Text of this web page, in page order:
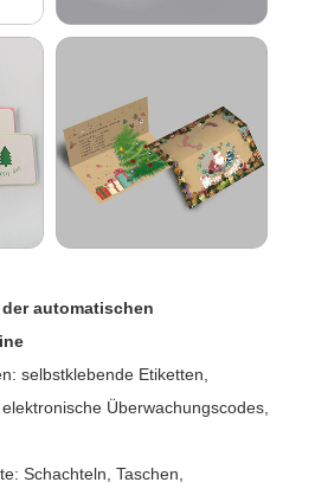
automatischen
selbstklebende Etiketten,
Überwachungscodes,
Schachteln, Taschen,